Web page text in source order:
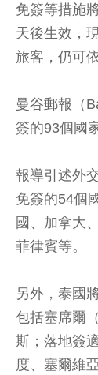
免簽等措施
天後生效，
旅客，仍可
曼谷郵報（
簽的93個國
報導引述外
免簽的54個
國、加拿大
菲律賓等。
另外，泰國
包括塞席爾
斯；落地簽
度、塞爾維